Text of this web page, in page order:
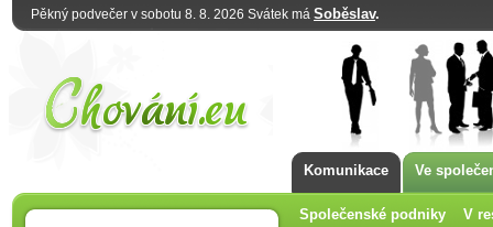
Pěkný podvečer v sobotu 8. 8. 2026 Svátek má Soběslav.
Komunikace Ve
Společenské podniky
V